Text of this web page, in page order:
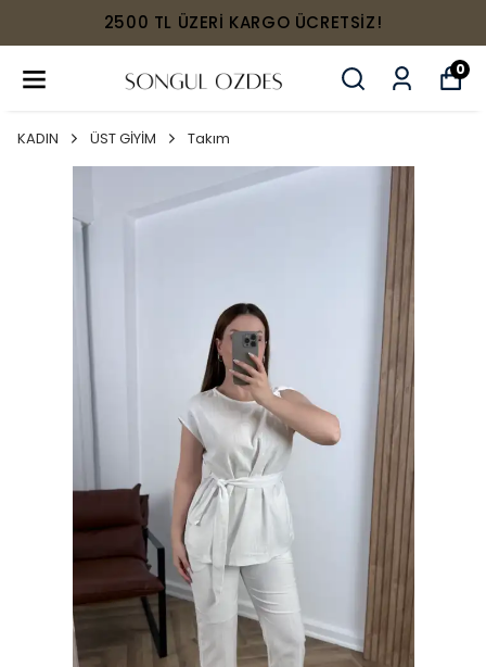
2500 TL ÜZERİ KARGO ÜCRETSİZ!
0
KADIN ÜST GİYİM Takım